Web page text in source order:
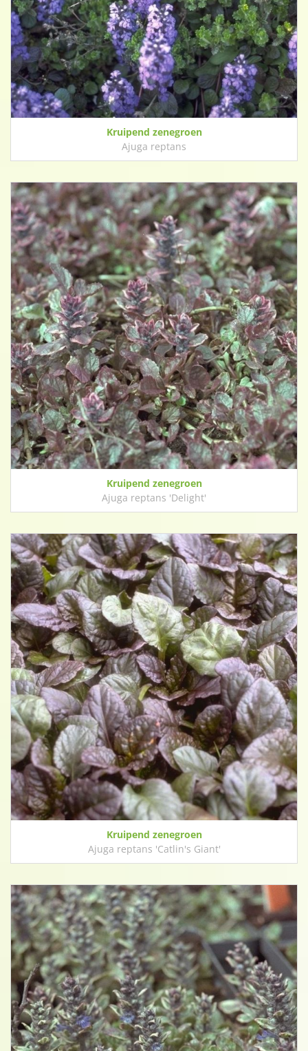
Kruipend zenegroen
Ajuga reptans
Kruipend zenegroen
Ajuga reptans 'Delight'
Kruipend zenegroen
Ajuga reptans 'Catlin's Giant'